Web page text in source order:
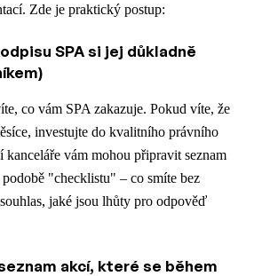
Zde je praktický postup:
SPA si jej důkladně
co vám SPA zakazuje. Pokud víte, že
investujte do kvalitního právního
kanceláře vám mohou připravit seznam
"checklistu" – co smíte bez
jaké jsou lhůty pro odpověď
akcí, které se během